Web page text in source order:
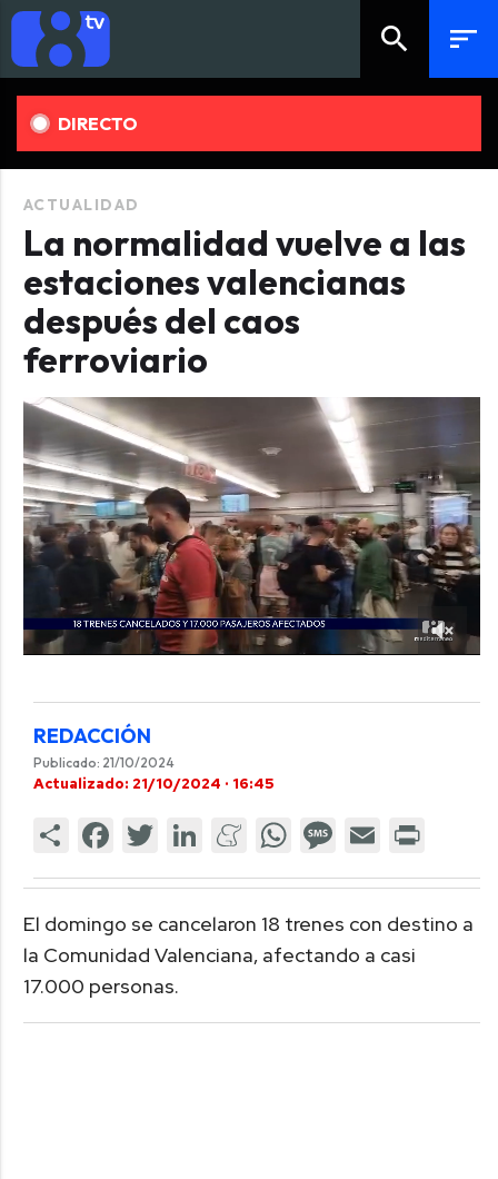
search sort
DIRECTO
ACTUALIDAD
La normalidad vuelve a las
estaciones valencianas
después del caos
ferroviario
REDACCIÓN
Publicado: 21/10/2024
Actualizado: 21/10/2024 · 16:45
El domingo se cancelaron 18 trenes con destino a
la Comunidad Valenciana, afectando a casi
17.000 personas.